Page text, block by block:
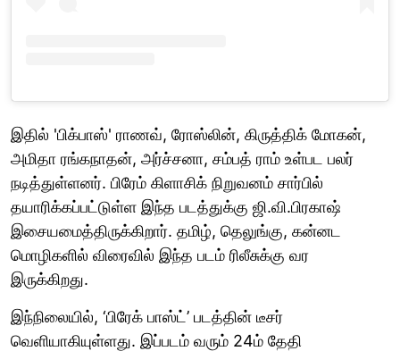
இதில் 'பிக்பாஸ்' ராணவ், ரோஸ்லின், கிருத்திக் மோகன்,
அமிதா ரங்கநாதன், அர்ச்சனா, சம்பத் ராம் உள்பட பலர்
நடித்துள்ளனர். பிரேம் கிளாசிக் நிறுவனம் சார்பில்
தயாரிக்கப்பட்டுள்ள இந்த படத்துக்கு ஜி.வி.பிரகாஷ்
இசையமைத்திருக்கிறார். தமிழ், தெலுங்கு, கன்னட
மொழிகளில் விரைவில் இந்த படம் ரிலீசுக்கு வர
இருக்கிறது.
இந்நிலையில், ‘பிரேக் பாஸ்ட்’ படத்தின் டீசர்
வெளியாகியுள்ளது. இப்படம் வரும் 24ம் தேதி